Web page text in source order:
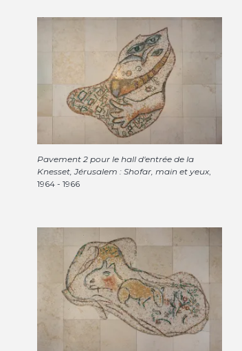
Pavement 2 pour le hall d'entrée de la
Knesset, Jérusalem : Shofar, main et yeux,
1964 - 1966